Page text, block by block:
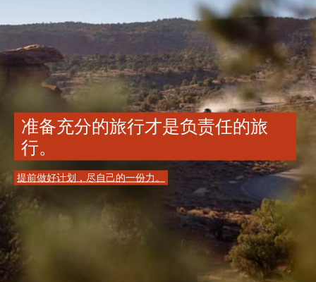
准备充分的旅行才是负责任的旅
行。
提前做好计划，尽自己的一份力。